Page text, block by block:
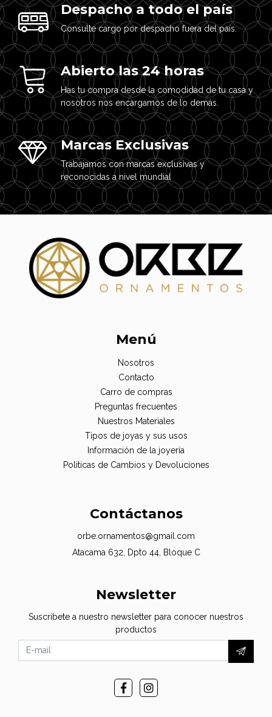
Despacho a todo el país
Consulte cargo por despacho fuera del país.
Abierto las 24 horas
Has tu compra desde la comodidad de tu casa y
nosotros nos encargamos de lo demás.
Marcas Exclusivas
Trabajamos con marcas exclusivas y
reconocidas a nivel mundial
Menú
Nosotros
Contacto
Carro de compras
Preguntas frecuentes
Nuestros Materiales
Tipos de joyas y sus usos
Información de la joyería
Politicas de Cambios y Devoluciones
Contáctanos
orbe.ornamentos@gmail.com
Atacama 632, Dpto 44, Bloque C
Newsletter
Suscribete a nuestro newsletter para conocer nuestros
productos